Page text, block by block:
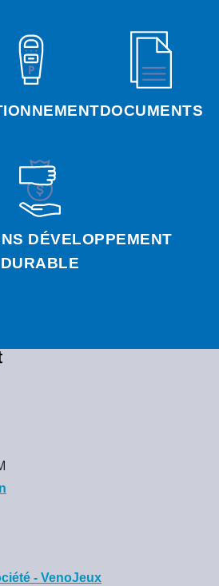
DOCUMENTS
DÉVELOPPEMENT
DURABLE
- VenoJeux